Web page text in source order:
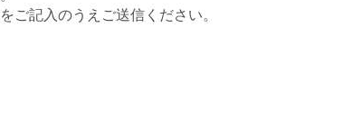
記入のうえご送信ください。